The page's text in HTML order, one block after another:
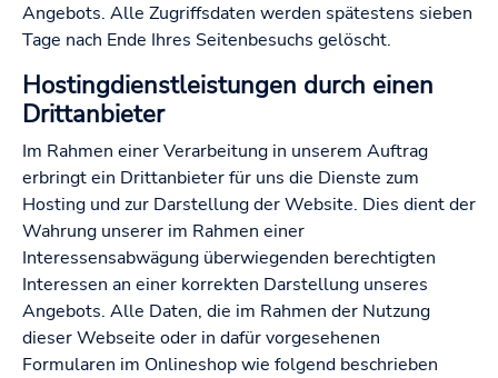
Angebots. Alle Zugriffsdaten werden spätestens sieben
Tage nach Ende Ihres Seitenbesuchs gelöscht.
Hostingdienstleistungen durch einen
Drittanbieter
Im Rahmen einer Verarbeitung in unserem Auftrag
erbringt ein Drittanbieter für uns die Dienste zum
Hosting und zur Darstellung der Website. Dies dient der
Wahrung unserer im Rahmen einer
Interessensabwägung überwiegenden berechtigten
Interessen an einer korrekten Darstellung unseres
Angebots. Alle Daten, die im Rahmen der Nutzung
dieser Webseite oder in dafür vorgesehenen
Formularen im Onlineshop wie folgend beschrieben